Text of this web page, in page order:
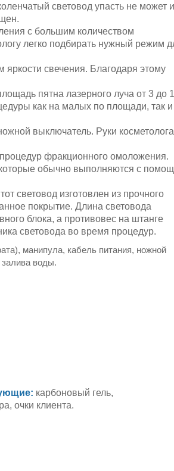
световод упасть не может и
с большим количеством
легко подбирать нужный режим
яркости свечения. Благодаря этому
пятна лазерного луча от 3 до
как на малых по площади, так
выключатель. Руки косметолога
фракционного омоложения.
обычно выполняются с
световод изготовлен из прочного
покрытие. Длина световода
блока, а противовес на штанге
световода во время процедур.
манипула, кабель питания, ножной
залива воды.
карбоновый гель,
очки клиента.